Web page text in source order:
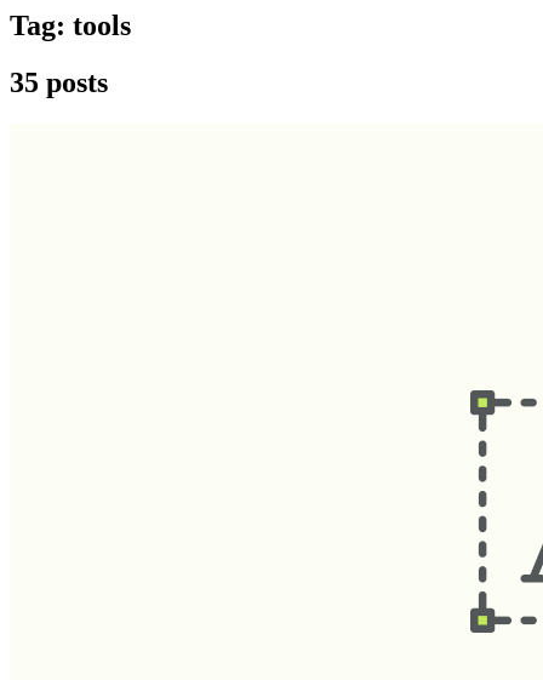
Tag: tools
35 posts